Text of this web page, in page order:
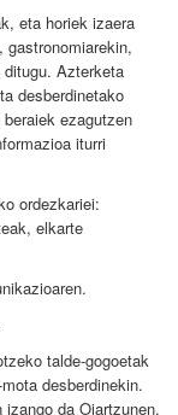
eta horiek izaera
gastronomiarekin,
Azterketa
desberdinetako
ezagutzen
iturri
ordezkariei:
elkarte
talde-gogoetak
desberdinekin.
izango da Oiartzunen.